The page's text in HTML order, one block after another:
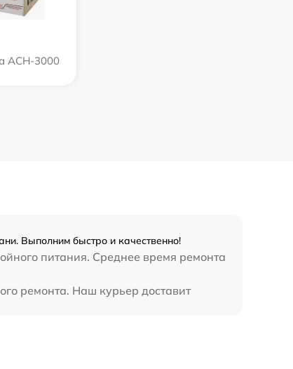
АСН-3000
Выполним быстро и качественно!
питания. Среднее время ремонта
ремонта. Наш курьер доставит